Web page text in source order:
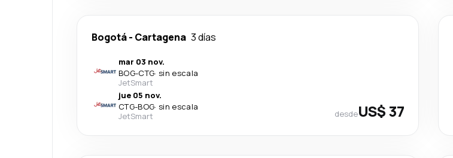
Bogotá- Cartagena 3 días
mar 03 nov.
BOG-CTG· sin escala
JetSmart
jue 05 nov.
CTG-BOG· sin escala
JetSmart
desdeUS$ 37